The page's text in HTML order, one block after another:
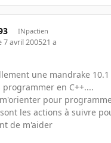
INpactien
7 avril 200521 a
une mandrake
en C++....
pour
les actions à suivre
de m'aider